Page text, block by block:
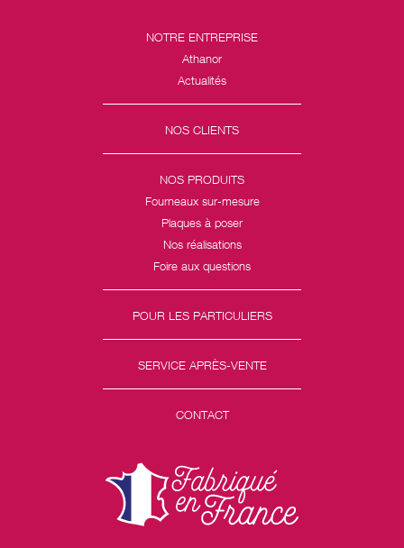
NOTRE ENTREPRISE
Athanor
Actualités
NOS CLIENTS
NOS PRODUITS
Fourneaux sur-mesure
Plaques à poser
Nos réalisations
Foire aux questions
POUR LES PARTICULIERS
SERVICE APRÈS-VENTE
CONTACT